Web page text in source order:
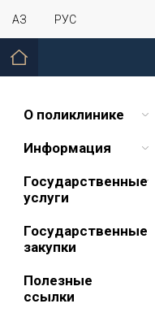
ҚАЗ РУС
О поликлинике
Информация
Государственные
услуги
Государственные
закупки
Полезные
ссылки